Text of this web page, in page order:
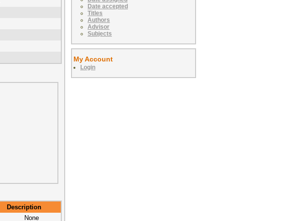
Description
None
Date accepted
Titles
Authors
Advisor
Subjects
My Account
Login